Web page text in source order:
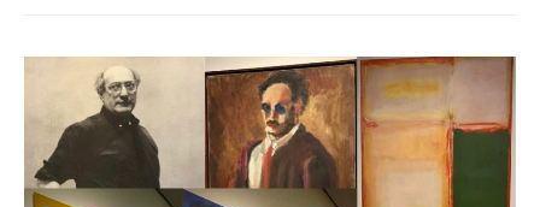
Le
photographe
Erwitt
en